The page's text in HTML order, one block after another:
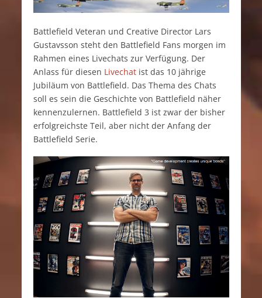
Battlefield Veteran und Creative Director Lars
Gustavsson steht den Battlefield Fans morgen im
Rahmen eines Livechats zur Verfügung. Der
Anlass für diesen Livechatist das 10 jährige
Jubiläum von Battlefield. Das Thema des Chats
soll es sein die Geschichte von Battlefield näher
kennenzulernen. Battlefield 3 ist zwar der bisher
erfolgreichste Teil, aber nicht der Anfang der
Battlefield Serie.